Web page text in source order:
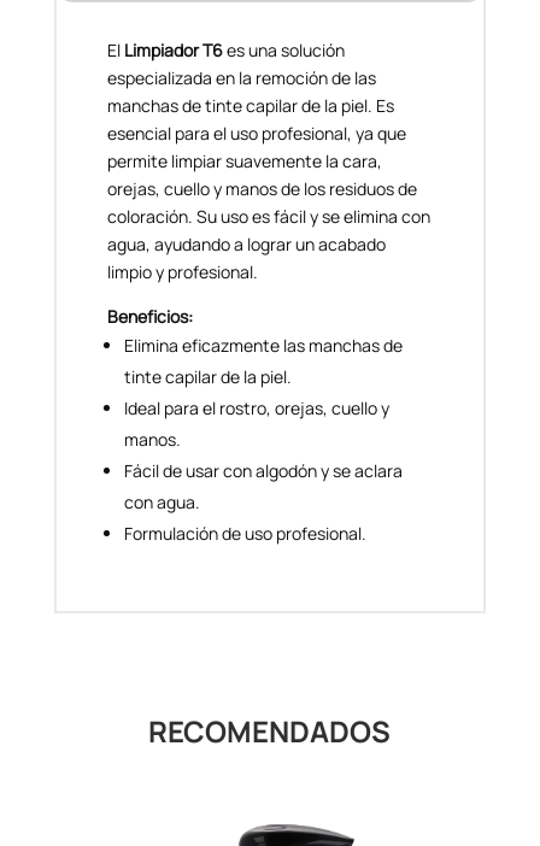
El Limpiador T6es una solución
especializada en la remoción de las
manchas de tinte capilar de la piel. Es
esencial para el uso profesional, ya que
permite limpiar suavemente la cara,
orejas, cuello y manos de los residuos de
coloración. Su uso es fácil y se elimina con
agua, ayudando a lograr un acabado
limpio y profesional.
Beneficios:
Elimina eficazmente las manchas de
tinte capilar de la piel.
Ideal para el rostro, orejas, cuello y
manos.
Fácil de usar con algodón y se aclara
con agua.
Formulación de uso profesional.
RECOMENDADOS